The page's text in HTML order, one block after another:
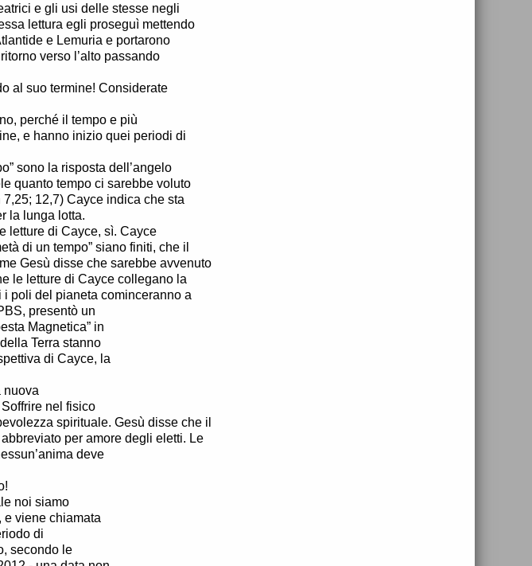
e gli usi delle stesse negli
lettura egli proseguì mettendo
e Lemuria e portarono
verso l’alto passando
al suo termine! Considerate
perché il tempo e più
e hanno inizio quei periodi di
sono la risposta dell’angelo
quanto tempo ci sarebbe voluto
12,7) Cayce indica che sta
la lunga lotta.
letture di Cayce, sì. Cayce
di un tempo” siano finiti, che il
Gesù disse che sarebbe avvenuto
le letture di Cayce collegano la
poli del pianeta cominceranno a
presentò un
Magnetica” in
Terra stanno
di Cayce, la
nuova
nel fisico
spirituale. Gesù disse che il
per amore degli eletti. Le
deve
noi siamo
e viene chiamata
di
secondo le